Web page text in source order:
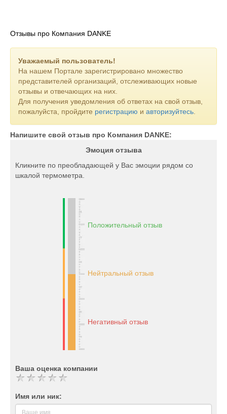
Отзывы про Компания DANKE
Уважаемый пользователь!
На нашем Портале зарегистрировано множество
представителей организаций, отслеживающих новые
отзывы и отвечающих на них.
Для получения уведомления об ответах на свой отзыв,
пожалуйста, пройдите регистрацию и авторизуйтесь
Напишите свой отзыв про Компания DANKE:
Эмоция отзыва
Кликните по преобладающей у Вас эмоции рядом со
шкалой термометра.
Положительный отзыв
Нейтральный отзыв
Негативный отзыв
Ваша оценка компании
Имя или ник: